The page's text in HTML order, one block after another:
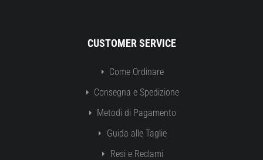
CUSTOMER SERVICE
Come Ordinare
Consegna e Spedizione
Metodi di Pagamento
Guida alle Taglie
Resi e Reclami